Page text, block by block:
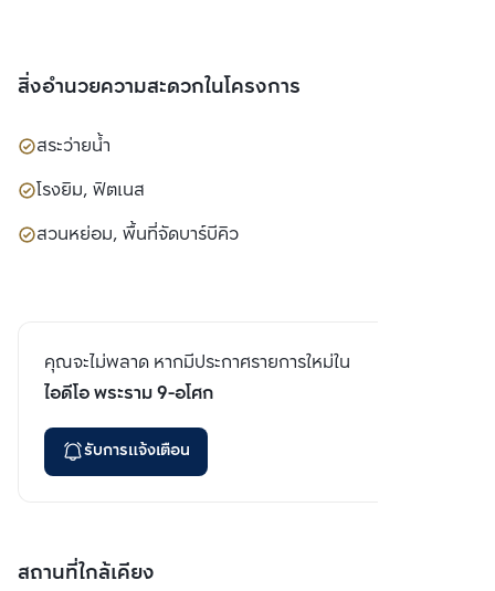
สิ่งอำนวยความสะดวกในโครงการ
สระว่ายน้ำ
โรงยิม, ฟิตเนส
สวนหย่อม, พื้นที่จัดบาร์บีคิว
คุณจะไม่พลาด หากมีประกาศรายการใหม่ใน
ไอดีโอ พระราม 9-อโศก
รับการแจ้งเตือน
สถานที่ใกล้เคียง